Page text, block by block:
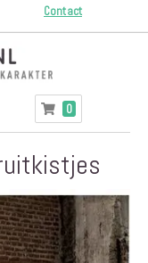
Contact
Winkelwagen
0producten